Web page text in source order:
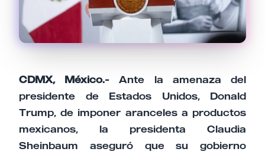
CDMX, México.-Ante la amenaza del
presidente de Estados Unidos, Donald
Trump, de imponer aranceles a productos
mexicanos, la presidenta Claudia
Sheinbaum aseguró que su gobierno